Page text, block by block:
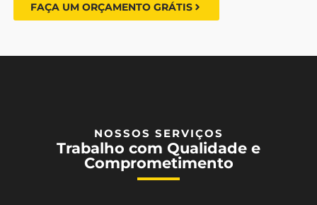
FAÇA UM ORÇAMENTO GRÁTIS
NOSSOS SERVIÇOS
Trabalho com Qualidade e
Comprometimento